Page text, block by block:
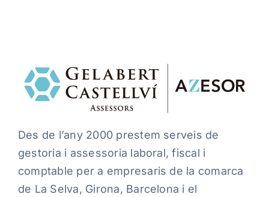
Des de l’any 2000 prestem serveis de
gestoria i assessoria laboral, fiscal i
comptable per a empresaris de la comarca
de La Selva, Girona, Barcelona i el